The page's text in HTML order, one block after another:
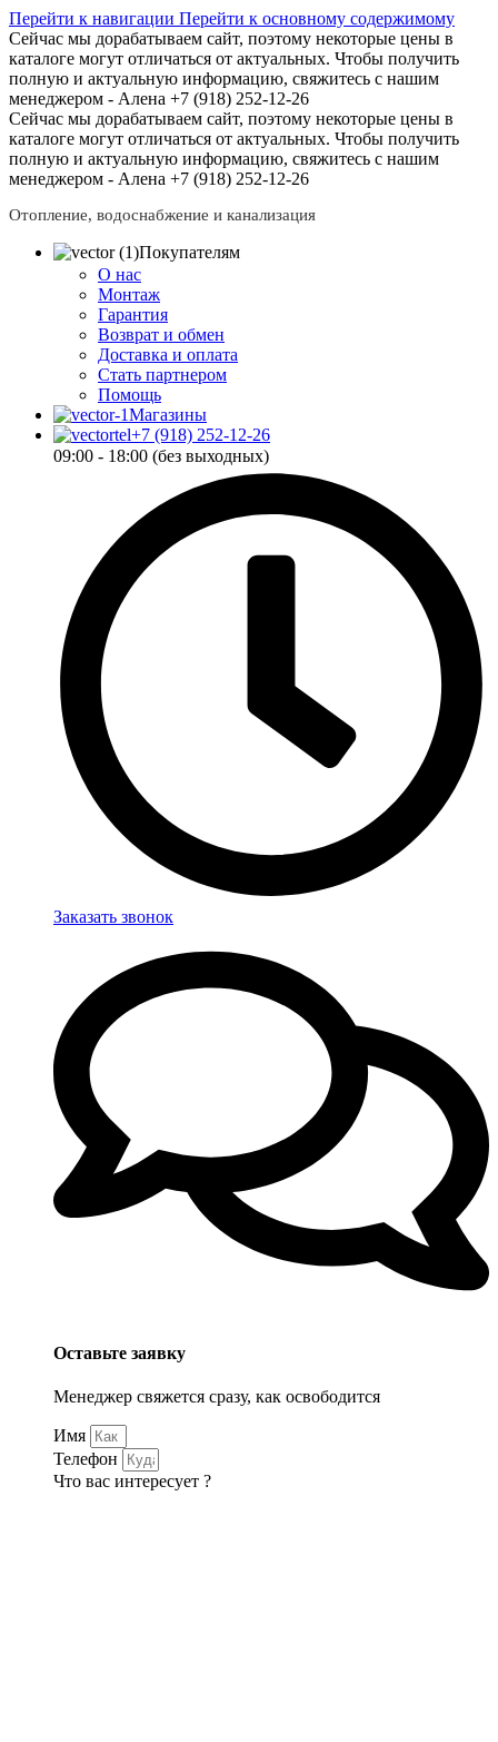
Перейти к навигации Перейти к основному содержимому
Сейчас мы дорабатываем сайт, поэтому некоторые цены в
каталоге могут отличаться от актуальных. Чтобы получить
полную и актуальную информацию, свяжитесь с нашим
менеджером - Алена +7 (918) 252-12-26
Сейчас мы дорабатываем сайт, поэтому некоторые цены в
каталоге могут отличаться от актуальных. Чтобы получить
полную и актуальную информацию, свяжитесь с нашим
менеджером - Алена +7 (918) 252-12-26
Отопление, водоснабжение и канализация
Покупателям
О нас
Монтаж
Гарантия
Возврат и обмен
Доставка и оплата
Стать партнером
Помощь
Магазины
+7 (918) 252-12-26
09:00 - 18:00 (без выходных)
Заказать звонок
Оставьте заявку
Менеджер свяжется сразу, как освободится
Имя
Телефон
Что вас интересует ?